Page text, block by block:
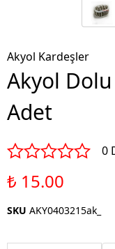
Akyol Kardeşler
Akyol Dolu
Adet
0
₺ 15.00
SKU AKY0403215ak_